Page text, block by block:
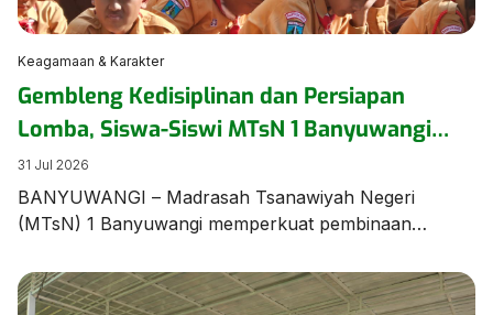
Keagamaan & Karakter
Gembleng Kedisiplinan dan Persiapan
Lomba, Siswa-Siswi MTsN 1 Banyuwangi
Unjuk Ketangkasan dalam Latihan Pramuka
31 Jul 2026
BANYUWANGI – Madrasah Tsanawiyah Negeri
(MTsN) 1 Banyuwangi memperkuat pembinaan
Latihan Rutin Pramuka yang digelar di Lapangan
Utama MTsN 1 Banyuwangi pada Jumat (31/7/2026).